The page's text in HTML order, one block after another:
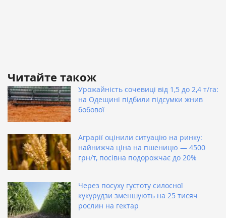
Читайте також
Урожайність сочевиці від 1,5 до 2,4 т/га:
на Одещині підбили підсумки жнив
бобової
Аграрії оцінили ситуацію на ринку:
найнижча ціна на пшеницю — 4500
грн/т, посівна подорожчає до 20%
Через посуху густоту силосної
кукурудзи зменшують на 25 тисяч
рослин на гектар